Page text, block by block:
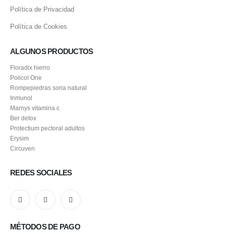
Política de Privacidad
Política de Cookies
ALGUNOS PRODUCTOS
Floradix hierro
Policol One
Rompepiedras soria natural
Inmunol
Marnys vitamina c
Ber detox
Protectium pectoral adultos
Erysim
Circuven
REDES SOCIALES
MÉTODOS DE PAGO